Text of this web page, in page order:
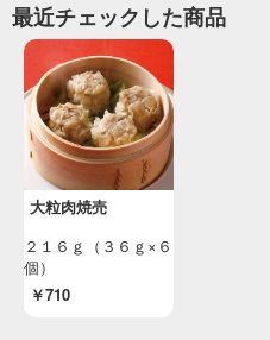
最近チェックした商品
大粒肉焼売
２１６ｇ（３６ｇ×６
個）
￥710